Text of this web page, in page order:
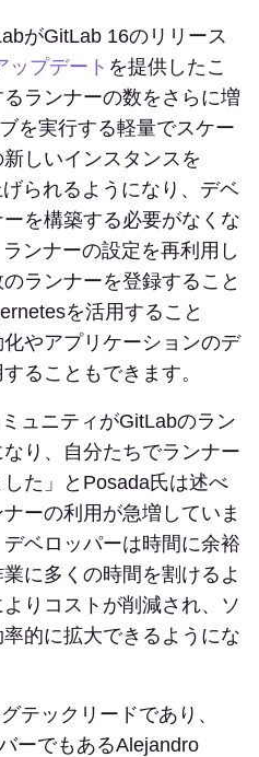
がGitLab 16のリリース
ップデート を提供したこ
ランナーの数をさらに増
を実行する軽量でスケー
しいインスタンスを
られるようになり、デベ
を構築する必要がなくな
ンナーの設定を再利用し
ランナーを登録すること
を活用すること
やアプリケーションのデ
ることもできます。
ュニティがGitLabのラン
り、自分たちでランナー
た」とPosada氏は述べ
ーの利用が急増していま
ベロッパーは時間に余裕
に多くの時間を割けるよ
りコストが削減され、ソ
的に拡大できるようにな
テックリードであり、
ーでもあるAlejandro